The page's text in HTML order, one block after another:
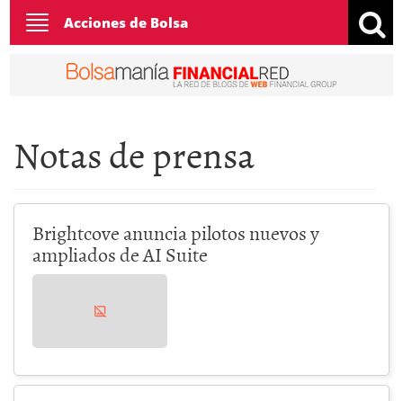
Toggle
navigation
Acciones de Bolsa
Notas de prensa
Brightcove anuncia pilotos nuevos y
ampliados de AI Suite